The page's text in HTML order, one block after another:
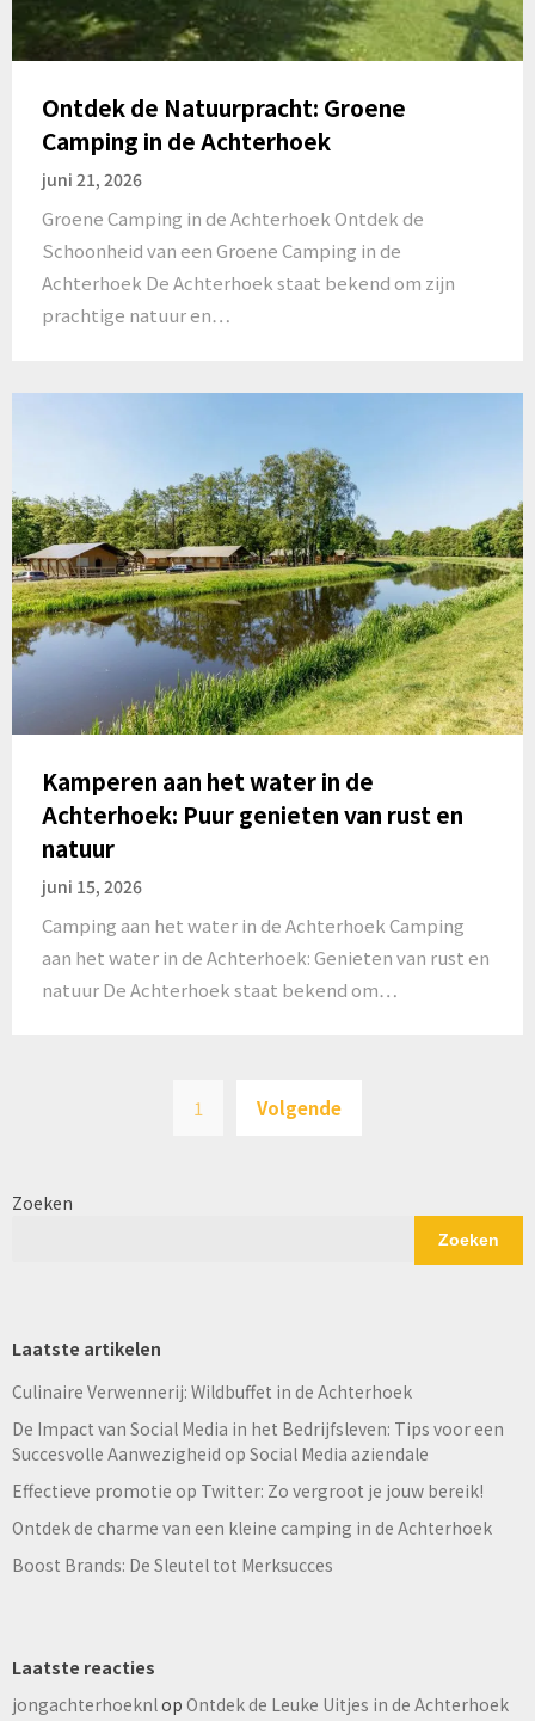
Ontdek de Natuurpracht: Groene
Camping in de Achterhoek
juni 21, 2026
Groene Camping in de Achterhoek Ontdek de
Schoonheid van een Groene Camping in de
Achterhoek De Achterhoek staat bekend om zijn
prachtige natuur en…
Kamperen aan het water in de
Achterhoek: Puur genieten van rust en
natuur
juni 15, 2026
Camping aan het water in de Achterhoek Camping
aan het water in de Achterhoek: Genieten van rust en
natuur De Achterhoek staat bekend om…
paginering
1 Volgende
Zoeken
Zoeken
Laatste artikelen
Culinaire Verwennerij: Wildbuffet in de Achterhoek
De Impact van Social Media in het Bedrijfsleven: Tips voor een
Succesvolle Aanwezigheid op Social Media aziendale
Effectieve promotie op Twitter: Zo vergroot je jouw bereik!
Ontdek de charme van een kleine camping in de Achterhoek
Boost Brands: De Sleutel tot Merksucces
Laatste reacties
jongachterhoeknl op Ontdek de Leuke Uitjes in de Achterhoek